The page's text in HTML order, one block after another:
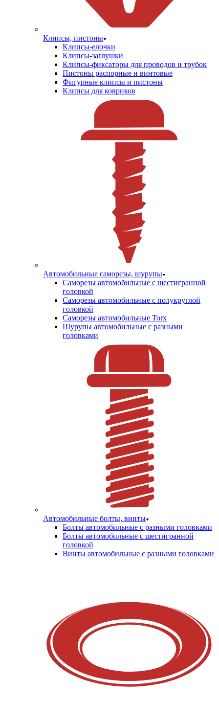
Клипсы, пистоны
Клипсы-елочки
Клипсы-заглушки
Клипсы-фиксаторы для проводов и трубок
Пистоны распорные и винтовые
Фигурные клипсы и пистоны
Клипсы для ковриков
Автомобильные саморезы, шурупы
Саморезы автомобильные с шестигранной
головкой
Саморезы автомобильные с полукруглой
головкой
Саморезы автомобильные Torx
Шурупы автомобильные с разными
головками
Автомобильные болты, винты
Болты автомобильные с разными головками
Болты автомобильные с шестигранной
головкой
Винты автомобильные с разными головками